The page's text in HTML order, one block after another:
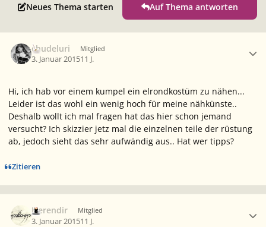
Neues Thema starten Auf Thema antworten
chudeluri Mitglied
3. Januar 201511 J.
Hi, ich hab vor einem kumpel ein elrondkostüm zu nähen...
Leider ist das wohl ein wenig hoch für meine nähkünste..
Deshalb wollt ich mal fragen hat das hier schon jemand
versucht? Ich skizzier jetz mal die einzelnen teile der rüstung
ab, jedoch sieht das sehr aufwändig aus.. Hat wer tipps?
Zitieren
Herendir Mitglied
3. Januar 201511 J.